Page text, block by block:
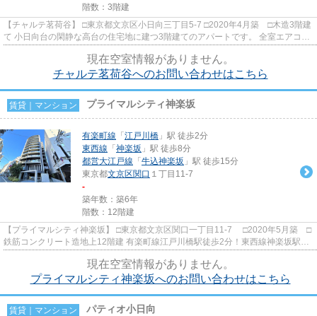
階数：3階建
【チャルテ茗荷谷】 □東京都文京区小日向三丁目5-7 □2020年4月築 □木造3階建
て 小日向台の閑静な高台の住宅地に建つ3階建てのアパートです。 全室エアコン
現在空室情報がありません。
チャルテ茗荷谷へのお問い合わせはこちら
賃貸｜マンション プライマルシティ神楽坂
有楽町線 「 江戸川橋 」駅 徒歩2分
東西線 「 神楽坂 」駅 徒歩8分
都営大江戸線 「 牛込神楽坂 」駅 徒歩15分
東京都文京区関口 １丁目11-7
-
築年数：築6年
階数：12階建
【プライマルシティ神楽坂】 □東京都文京区関口一丁目11-7 □2020年5月築 □
鉄筋コンクリート造地上12階建 有楽町線江戸川橋駅徒歩2分！東西線神楽坂駅徒
現在空室情報がありません。
プライマルシティ神楽坂へのお問い合わせはこちら
賃貸｜マンション パティオ小日向